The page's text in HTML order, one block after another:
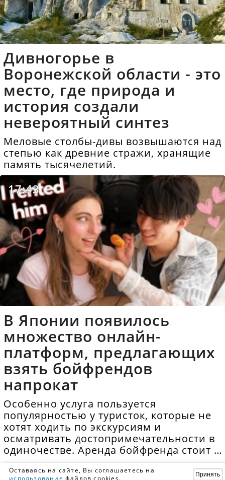
Дивногорье в
Воронежской области - это
место, где природа и
история создали
невероятный синтез
Меловые столбы-дивы возвышаются над
степью как древние стражи, хранящие
память тысячелетий.
17:43
В Японии появилось
множество онлайн-
платформ, предлагающих
взять бойфрендов
напрокат
Особенно услуга пользуется
популярностью у туристок, которые не
хотят ходить по экскурсиям и
осматривать достопримечательности в
одиночестве. Аренда бойфренда стоит в
Оставаясь на сайте, Вы соглашаетесь на
использование файлов cookies. Принять